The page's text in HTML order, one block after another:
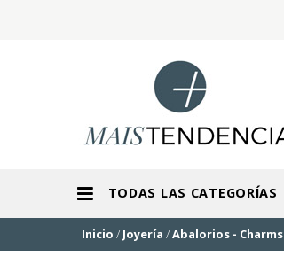
TODAS LAS CATEGORÍAS
Inicio / Joyería /Abalorios - Charms